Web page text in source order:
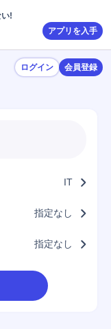
!
アプリを入手
ログイン 会員登録
IT
指定なし
指定なし